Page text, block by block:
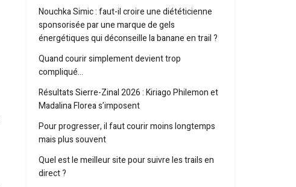
Nouchka Simic : faut-il croire une diététicienne
sponsorisée par une marque de gels
énergétiques qui déconseille la banane en trail ?
Quand courir simplement devient trop
compliqué…
Résultats Sierre-Zinal 2026 : Kiriago Philemon et
Madalina Florea s’imposent
Pour progresser, il faut courir moins longtemps
mais plus souvent
Quel est le meilleur site pour suivre les trails en
direct ?